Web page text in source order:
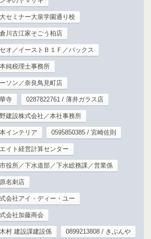
セミナー大泉学園通り校
川古江家そごう柏店
オ／イーストＢ１Ｆ／バックス
純税理士事務所
ソン／奈良鳥見町店
寺 0287822761 / 薄井ガラス店
建設株式会社／本社事務所
インテリア 0595850385 / 宮崎佐則
イト経営計算センター
役所／下水道部／下水総務課／営業係
名刺店
会社アイ・ディー・ユー
会社加藤商会
村 建設課建設係 0899213808 / きぶんや